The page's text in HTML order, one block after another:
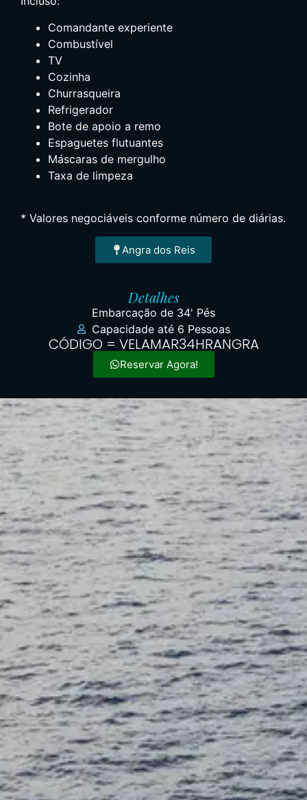
Comandante experiente
Combustível
TV
Cozinha
Churrasqueira
Refrigerador
Bote de apoio a remo
Espaguetes flutuantes
Máscaras de mergulho
Taxa de limpeza
* Valores negociáveis conforme número de diárias.
Angra dos Reis
Detalhes
Embarcação de 34' Pés
Capacidade até 6 Pessoas
CÓDIGO = VELAMAR34HRANGRA
Reservar Agora!